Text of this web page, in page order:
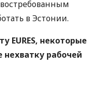
в Эстонии.
EURES, некоторые
рабочей